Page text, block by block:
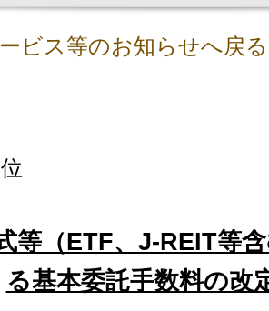
ビス等のお知らせへ戻る
等（ETF、J-REIT等
る基本委託手数料の改